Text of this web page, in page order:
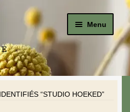
Menu
“STUDIO HOEKED”